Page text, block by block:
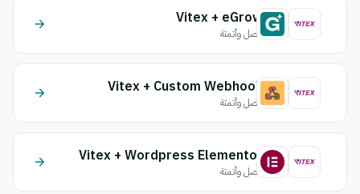
Vitex + eGrow
اتصل وأتمتة
Vitex + Custom Webhook
اتصل وأتمتة
Vitex + Wordpress Elementor
اتصل وأتمتة